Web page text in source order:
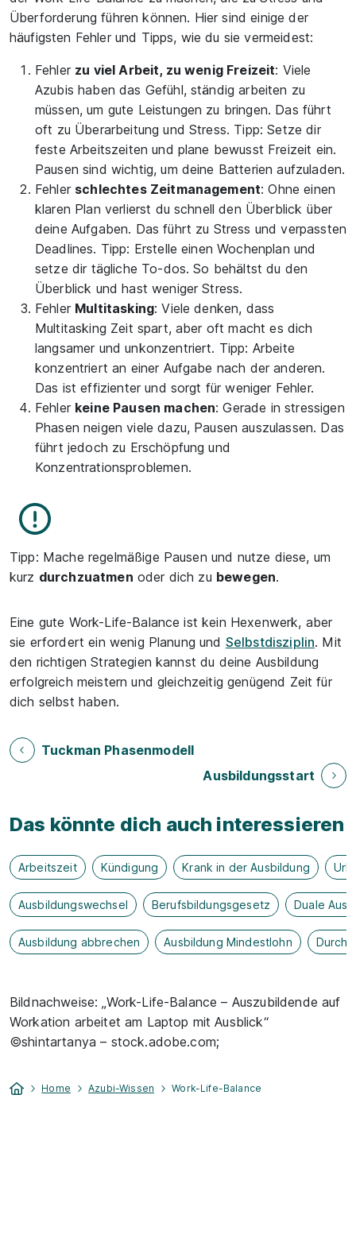
Überforderung führen können. Hier sind einige der
häufigsten Fehler und Tipps, wie du sie vermeidest:
Fehler zu viel Arbeit, zu wenig Freizeit: Viele
Azubis haben das Gefühl, ständig arbeiten zu
müssen, um gute Leistungen zu bringen. Das führt
oft zu Überarbeitung und Stress. Tipp: Setze dir
feste Arbeitszeiten und plane bewusst Freizeit ein.
Pausen sind wichtig, um deine Batterien aufzuladen.
Fehler schlechtes Zeitmanagement: Ohne einen
klaren Plan verlierst du schnell den Überblick über
deine Aufgaben. Das führt zu Stress und verpassten
Deadlines. Tipp: Erstelle einen Wochenplan und
setze dir tägliche To-dos. So behältst du den
Überblick und hast weniger Stress.
Fehler Multitasking: Viele denken, dass
Multitasking Zeit spart, aber oft macht es dich
langsamer und unkonzentriert. Tipp: Arbeite
konzentriert an einer Aufgabe nach der anderen.
Das ist effizienter und sorgt für weniger Fehler.
Fehler keine Pausen machen: Gerade in stressigen
Phasen neigen viele dazu, Pausen auszulassen. Das
führt jedoch zu Erschöpfung und
Konzentrationsproblemen.
Tipp: Mache regelmäßige Pausen und nutze diese, um
kurz durchzuatmen oder dich zu bewegen.
Eine gute Work-Life-Balance ist kein Hexenwerk, aber
sie erfordert ein wenig Planung und Selbstdisziplin. Mit
den richtigen Strategien kannst du deine Ausbildung
erfolgreich meistern und gleichzeitig genügend Zeit für
dich selbst haben.
Tuckman Phasenmodell
Ausbildungsstart
Das könnte dich auch interessieren
Arbeitszeit Kündigung Krank in der Ausbildung
Ausbildungswechsel Berufsbildungsgesetz Duale
Ausbildung abbrechen Ausbildung Mindestlohn
Bildnachweise: „Work-Life-Balance – Auszubildende auf
Workation arbeitet am Laptop mit Ausblick“
©shintartanya – stock.adobe.com;
Home Azubi-Wissen Work-Life-Balance